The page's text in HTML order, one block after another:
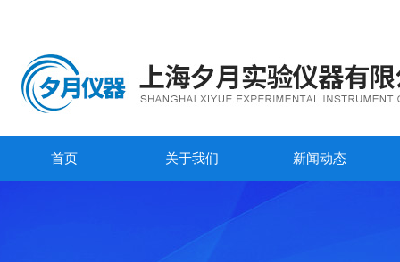
首页 关于我们 新闻动态